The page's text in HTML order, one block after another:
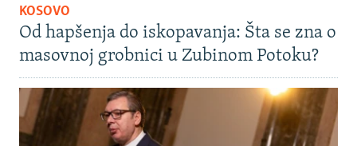
KOSOVO
Od hapšenja do iskopavanja: Šta se zna o
masovnoj grobnici u Zubinom Potoku?